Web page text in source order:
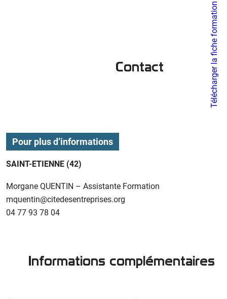
Contact
Pour plus d’informations
SAINT-ETIENNE (42)
Morgane QUENTIN – Assistante Formation
mquentin@citedesentreprises.org
04 77 93 78 04
Informations complémentaires
Télécharger la fiche formation